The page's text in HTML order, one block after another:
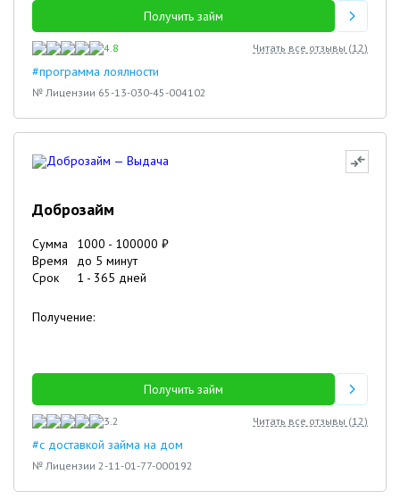
Получить займ
4.8 Читать все отзывы (12)
#программа лоялности
№ Лицензии 65-13-030-45-004102
Доброзайм
Сумма 1000 - 100000 ₽
Время
до 5 минут
Срок
1 - 365 дней
Получение:
Получить займ
3.2 Читать все отзывы (12)
#с доставкой займа на дом
№ Лицензии 2-11-01-77-000192